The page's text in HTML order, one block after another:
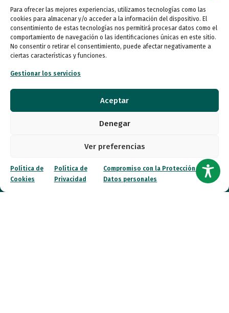
Para ofrecer las mejores experiencias, utilizamos tecnologías como las
cookies para almacenar y/o acceder a la información del dispositivo. El
consentimiento de estas tecnologías nos permitirá procesar datos como el
comportamiento de navegación o las identificaciones únicas en este sitio.
No consentir o retirar el consentimiento, puede afectar negativamente a
ciertas características y funciones.
Gestionar los servicios
Aceptar
Denegar
Ver preferencias
Política de
Cookies
Política de
Privacidad
Compromiso con la Protección de
Datos personales
Recursos
Transparencia
Qué hacemos
¡Colabora!